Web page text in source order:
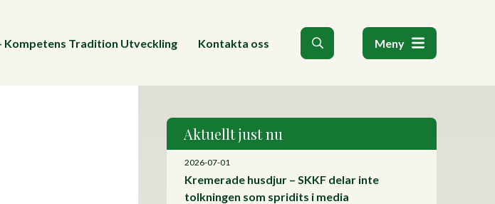
Kompetens Tradition Utveckling Kontakta oss Meny
Aktuellt just nu
2026-07-01
Kremerade husdjur – SKKF delar inte
tolkningen som spridits i media